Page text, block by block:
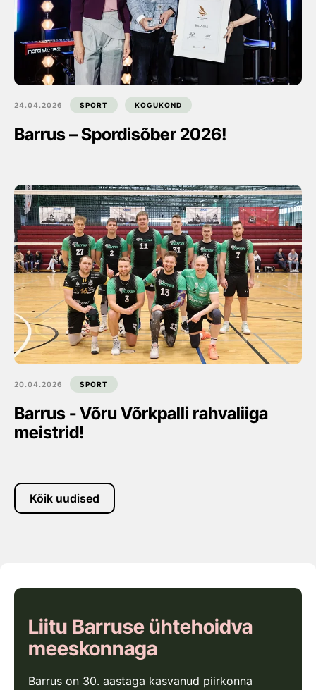
24.04.2026 SPORT KOGUKOND
Barrus – Spordisõber 2026!
20.04.2026 SPORT
Barrus - Võru Võrkpalli rahvaliiga
meistrid!
Kõik uudised
Liitu Barruse ühtehoidva
meeskonnaga
Barrus on 30. aastaga kasvanud piirkonna